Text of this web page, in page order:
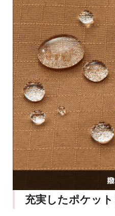
充実したポケット